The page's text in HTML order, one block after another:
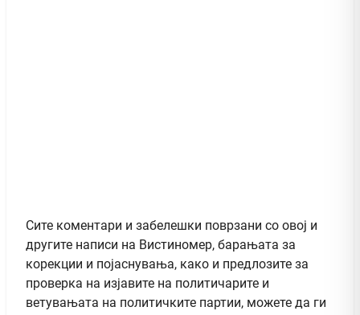
Сите коментари и забелешки поврзани со овој и
другите написи на Вистиномер, барањата за
корекции и појаснувања, како и предлозите за
проверка на изјавите на политичарите и
ветувањата на политичките партии, можете да ги